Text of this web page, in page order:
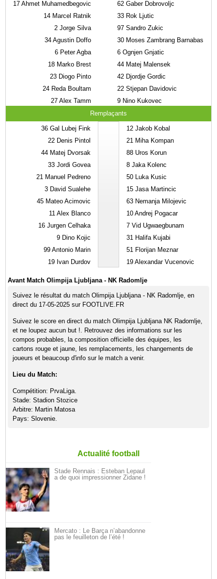
17 Ahmet Muhamedbegovic
14 Marcel Ratnik
2 Jorge Silva
34 Agustin Doffo
6 Peter Agba
18 Marko Brest
23 Diogo Pinto
24 Reda Boultam
27 Alex Tamm
62 Gaber Dobrovoljc
33 Rok Ljutic
97 Sandro Zukic
30 Moses Zambrang Barnabas
6 Ognjen Gnjatic
44 Matej Malensek
42 Djordje Gordic
22 Stjepan Davidovic
9 Nino Kukovec
Remplaçants
36 Gal Lubej Fink
22 Denis Pintol
44 Matej Dvorsak
33 Jordi Govea
21 Manuel Pedreno
3 David Sualehe
45 Mateo Acimovic
11 Alex Blanco
16 Jurgen Celhaka
9 Dino Kojic
99 Antonio Marin
19 Ivan Durdov
12 Jakob Kobal
21 Miha Kompan
88 Uros Korun
8 Jaka Kolenc
50 Luka Kusic
15 Jasa Martincic
63 Nemanja Milojevic
10 Andrej Pogacar
7 Vid Ugwaegbunam
31 Halifa Kujabi
51 Florijan Meznar
19 Alexandar Vucenovic
Avant Match Olimpija Ljubljana - NK Radomlje
Suivez le résultat du match Olimpija Ljubljana - NK Radomlje, en
direct du 17-05-2025 sur FOOTLIVE.FR
Suivez le score en direct du match Olimpija Ljubljana NK Radomlje,
et ne loupez aucun but !. Retrouvez des informations sur les
compos probables, la composition officielle des équipes, les
cartons rouge et jaune, les remplacements, les changements de
joueurs et beaucoup d'info sur le match a venir.
Lieu du Match:
Compétition: PrvaLiga.
Stade: Stadion Stozice
Arbitre: Martin Matosa
Pays: Slovenie.
Actualité football
Stade Rennais : Esteban Lepaul
a de quoi impressionner Zidane !
Mercato : Le Barça n’abandonne
pas le feuilleton de l’été !